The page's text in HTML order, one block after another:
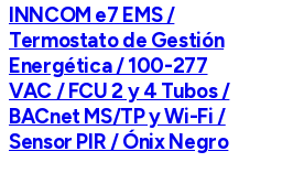
INNCOM e7 EMS /
Termostato de Gestión
Energética / 100-277
VAC / FCU 2 y 4 Tubos /
BACnet MS/TP y Wi-Fi /
Sensor PIR / Ónix Negro